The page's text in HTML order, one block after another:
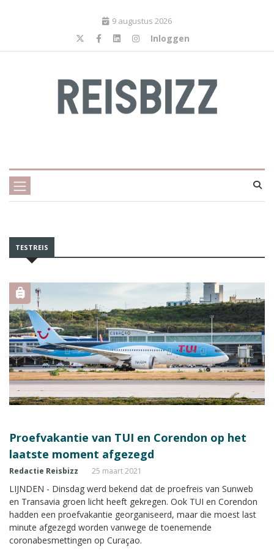
9 augustus 2026
Inloggen
TESTREIS
Proefvakantie van TUI en Corendon op het
laatste moment afgezegd
Redactie Reisbizz 25 maart 2021
LIJNDEN - Dinsdag werd bekend dat de proefreis van Sunweb
en Transavia groen licht heeft gekregen. Ook TUI en Corendon
hadden een proefvakantie georganiseerd, maar die moest last
minute afgezegd worden vanwege de toenemende
coronabesmettingen op Curaçao.